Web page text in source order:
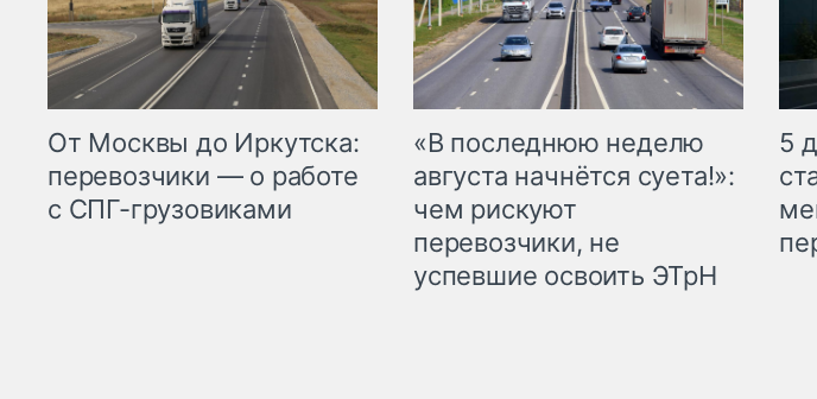
От Москвы до Иркутска:
перевозчики — о работе
с СПГ-грузовиками
«В последнюю неделю
августа начнётся суета!»:
чем рискуют
перевозчики, не
успевшие освоить ЭТрН
5